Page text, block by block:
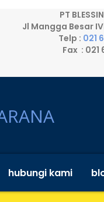
PT
Jl Mangga Besar
Telp : 021
Fax : 021
hubungi kami